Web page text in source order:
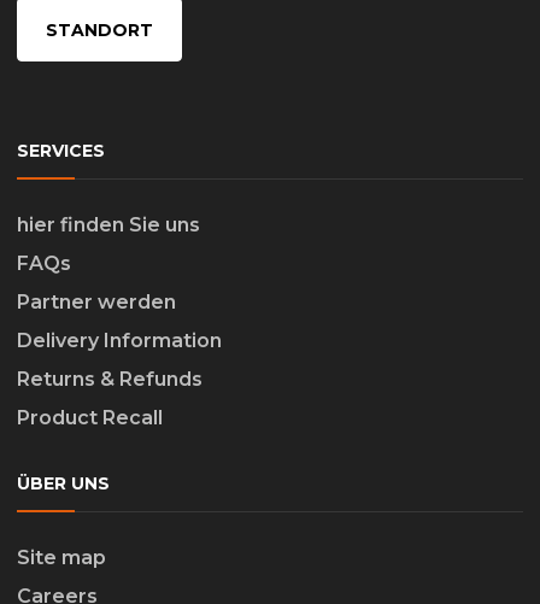
STANDORT
SERVICES
hier finden Sie uns
FAQs
Partner werden
Delivery Information
Returns & Refunds
Product Recall
ÜBER UNS
Site map
Careers